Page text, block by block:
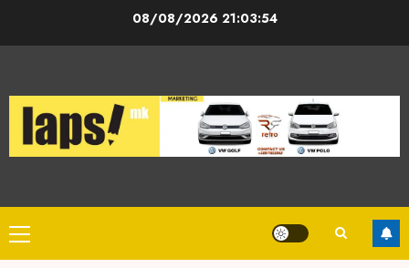
08/08/2026 21:03:54
Primary
Menu